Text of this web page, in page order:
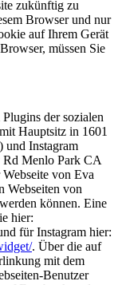
zukünftig zu
Browser und nur
auf Ihrem Gerät
müssen Sie
der sozialen
Hauptsitz in 1601
Instagram
Menlo Park CA
von Eva
Webseiten von
können. Eine
hier:
für Instagram hier:
. Über die auf
mit dem
Benutzer